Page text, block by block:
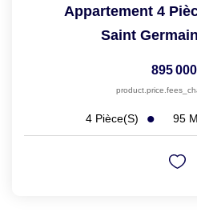
Appartement 4
Saint
895
4 Pièce(s) 95